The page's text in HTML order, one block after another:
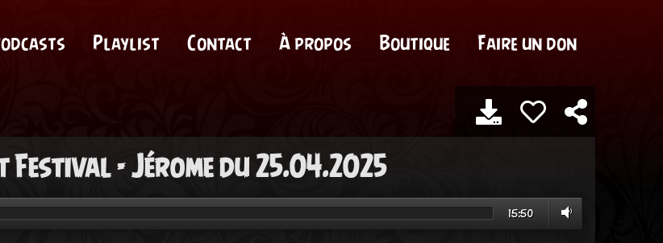
Playlist Contact À propos Boutique Faire un don
- Jérome du 25.04.2025
15:50